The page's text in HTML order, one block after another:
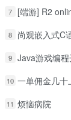
7 [端游] R2
8 尚观嵌入式C语
9 Java游戏编程开发
10 一单佣金几十上百元的抖
11 烦恼病院